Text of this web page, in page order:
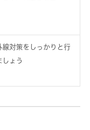
線対策をしっかりと行
しょう